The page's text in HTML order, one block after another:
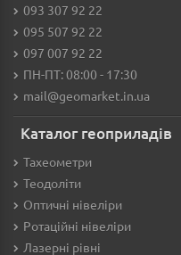
093 307 92 22
095 507 92 22
097 007 92 22
ПН-ПТ: 08:00 - 17:30
mail@geomarket.in.ua
Каталог геоприладів
Тахеометри
Теодоліти
Оптичні нівеліри
Ротаційні нівеліри
Лазерні рівні